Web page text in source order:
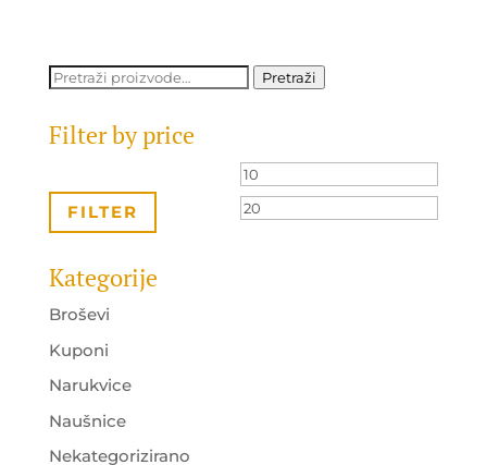
Pretraži: Pretraži
Filter by price
Minimalna
cijena
FILTER
Kategorije
Broševi
Kuponi
Narukvice
Naušnice
Nekategorizirano